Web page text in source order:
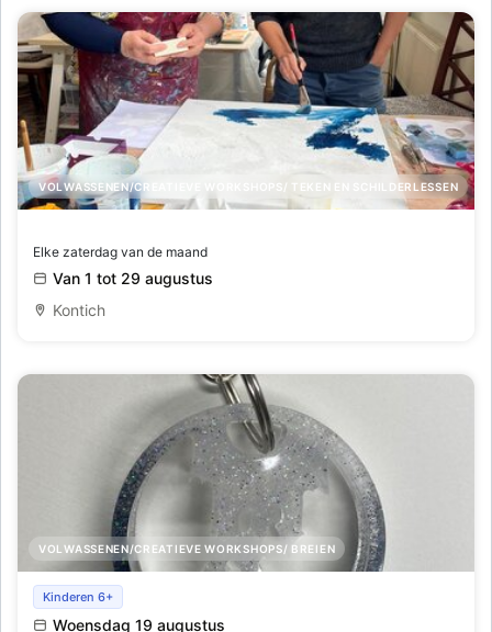
VOLWASSENEN/CREATIEVE WORKSHOPS/ TEKEN EN SCHILDERLESSEN
Elke zaterdag van de maand
Van 1 tot 29 augustus
Kontich
VOLWASSENEN/CREATIEVE WORKSHOPS/ BREIEN
Workshop hars en/of kralen
Kinderen 6+
Woensdag 19 augustus